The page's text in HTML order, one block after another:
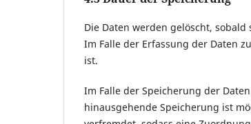
Die Daten werden gelöscht,
Im Falle der Erfassung der Daten
ist.
Im Falle der Speicherung der
hinausgehende Speicherung ist